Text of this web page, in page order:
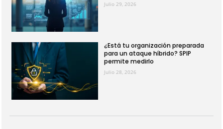
Julio 29, 2026
¿Está tu organización preparada
para un ataque híbrido? SPIP
permite medirlo
Julio 28, 2026